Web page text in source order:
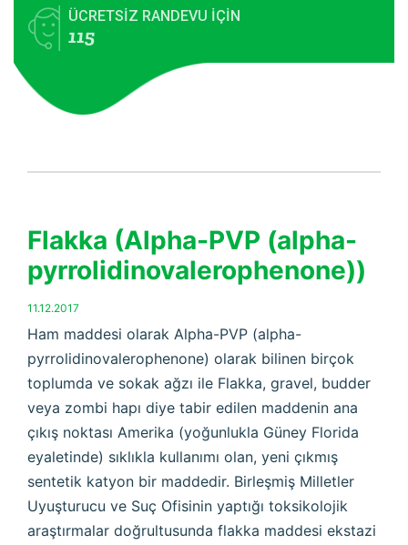
ÜCRETSİZ RANDEVU İÇİN
115
Flakka (Alpha-PVP (alpha-
pyrrolidinovalerophenone))
11.12.2017
Ham maddesi olarak Alpha-PVP (alpha-
pyrrolidinovalerophenone) olarak bilinen birçok
toplumda ve sokak ağzı ile Flakka, gravel, budder
veya zombi hapı diye tabir edilen maddenin ana
çıkış noktası Amerika (yoğunlukla Güney Florida
eyaletinde) sıklıkla kullanımı olan, yeni çıkmış
sentetik katyon bir maddedir. Birleşmiş Milletler
Uyuşturucu ve Suç Ofisinin yaptığı toksikolojik
araştırmalar doğrultusunda flakka maddesi ekstazi